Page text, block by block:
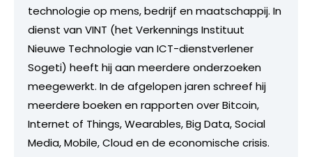
technologie op mens, bedrijf en maatschappij. In
dienst van VINT (het Verkennings Instituut
Nieuwe Technologie van ICT-dienstverlener
Sogeti) heeft hij aan meerdere onderzoeken
meegewerkt. In de afgelopen jaren schreef hij
meerdere boeken en rapporten over Bitcoin,
Internet of Things, Wearables, Big Data, Social
Media, Mobile, Cloud en de economische crisis.